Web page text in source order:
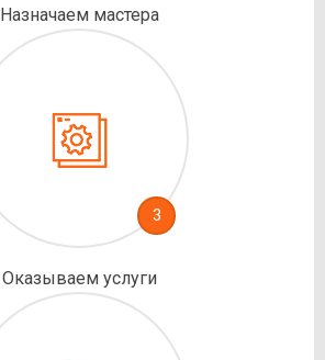
Назначаем мастера
3
Оказываем услуги